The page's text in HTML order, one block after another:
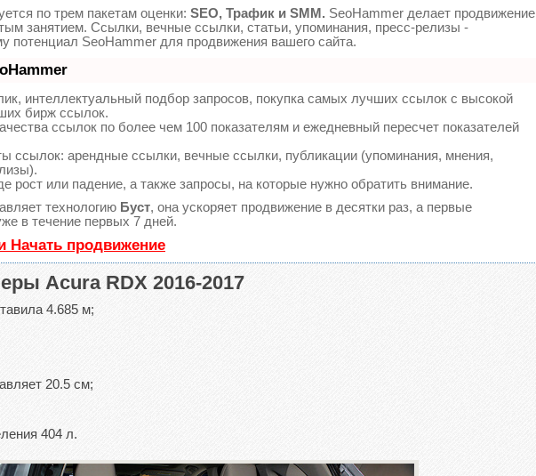
по трем пакетам оценки: SEO, Трафик и SMM. SeoHammer делает продвижение
занятием. Ссылки, вечные ссылки, статьи, упоминания, пресс-релизы -
потенциал SeoHammer для продвижения вашего сайта.
интеллектуальный подбор запросов, покупка самых лучших ссылок с высокой
бирж ссылок.
ссылок по более чем 100 показателям и ежедневный пересчет показателей
ссылок: арендные ссылки, вечные ссылки, публикации (упоминания, мнения,
рост или падение, а также запросы, на которые нужно обратить внимание.
технологию Буст, она ускоряет продвижение в десятки раз, а первые
в течение первых 7 дней.
Начать продвижение
Acura RDX 2016-2017
4.685 м;
20.5 см;
404 л.